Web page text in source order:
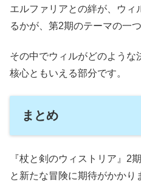
エルファリアとの絆が、ウィ
るかが、第2期のテーマの一
その中でウィルがどのような
核心ともいえる部分です。
まとめ
『杖と剣のウィストリア』2
と新たな冒険に期待がかかり